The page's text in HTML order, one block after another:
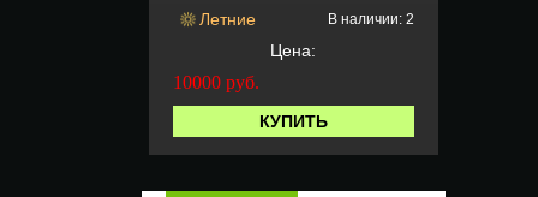
Летние В наличии: 2
Цена:
10000 руб.
КУПИТЬ